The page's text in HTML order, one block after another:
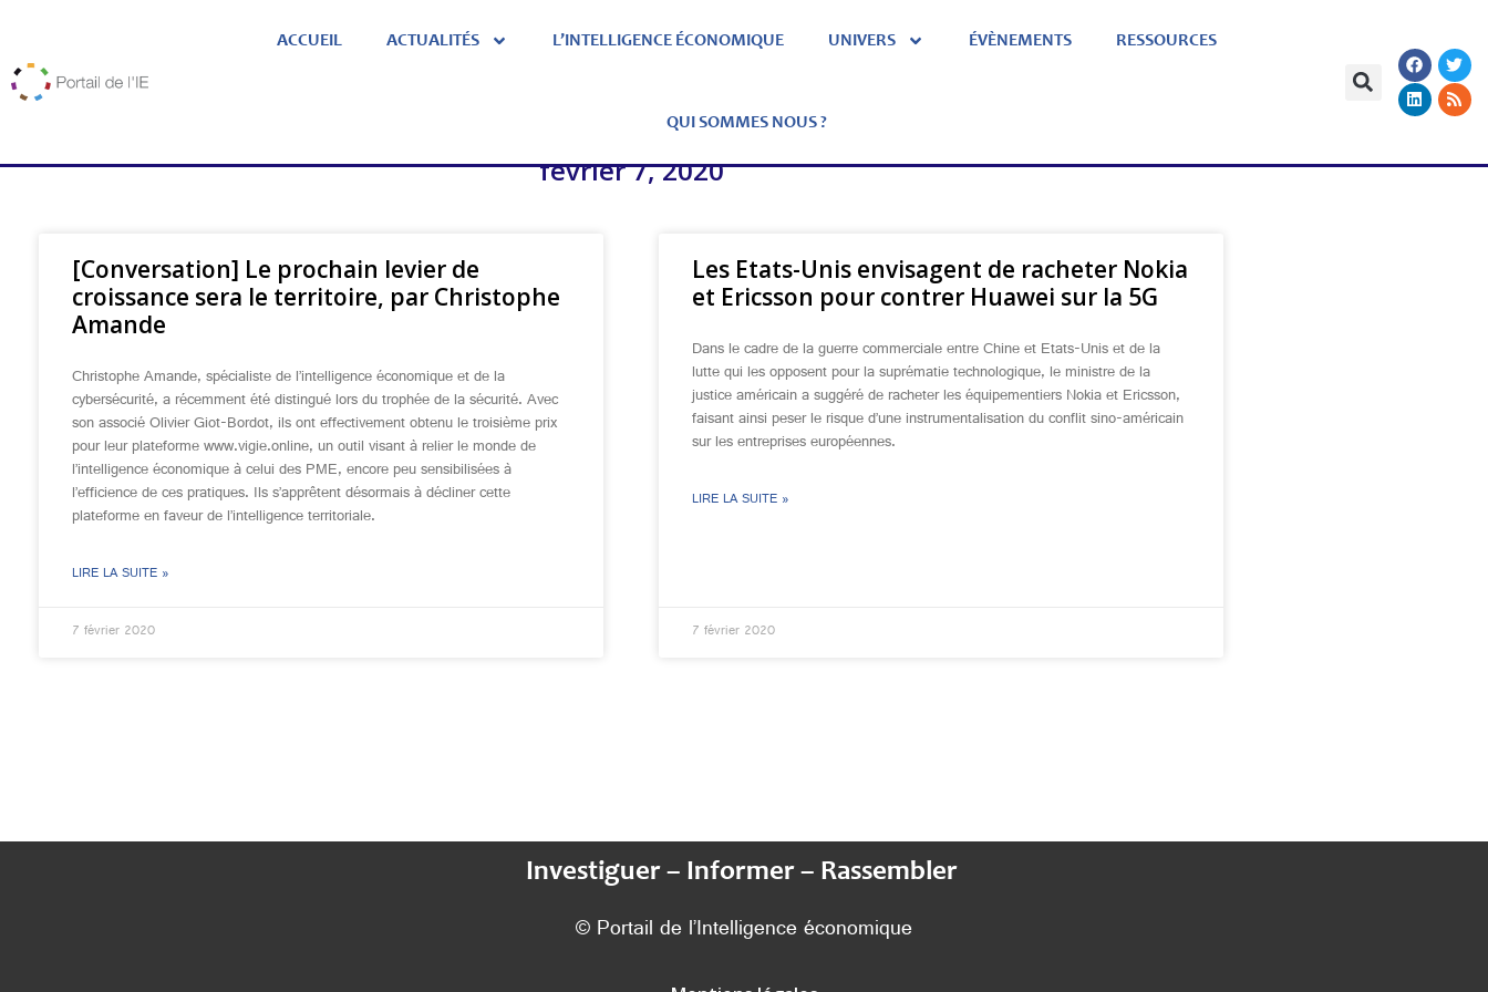
ACCUEIL ACTUALITÉS L’INTELLIGENCE ÉCONOMIQUE UNIVERS ÉVÈNEMENTS RESSOURCES
QUI SOMMES NOUS ?
février 7, 2020
[Conversation] Le prochain levier de
croissance sera le territoire, par Christophe
Amande
Christophe Amande, spécialiste de l’intelligence économique et de la
cybersécurité, a récemment été distingué lors du trophée de la sécurité. Avec
son associé Olivier Giot-Bordot, ils ont effectivement obtenu le troisième prix
pour leur plateforme www.vigie.online, un outil visant à relier le monde de
l’intelligence économique à celui des PME, encore peu sensibilisées à
l’efficience de ces pratiques. Ils s’apprêtent désormais à décliner cette
plateforme en faveur de l’intelligence territoriale.
LIRE LA SUITE »
7 février 2020
Les Etats-Unis envisagent de racheter Nokia
et Ericsson pour contrer Huawei sur la 5G
Dans le cadre de la guerre commerciale entre Chine et Etats-Unis et de la
lutte qui les opposent pour la suprématie technologique, le ministre de la
justice américain a suggéré de racheter les équipementiers Nokia et Ericsson,
faisant ainsi peser le risque d’une instrumentalisation du conflit sino-américain
sur les entreprises européennes.
LIRE LA SUITE »
7 février 2020
Investiguer – Informer – Rassembler
© Portail de l’Intelligence économique